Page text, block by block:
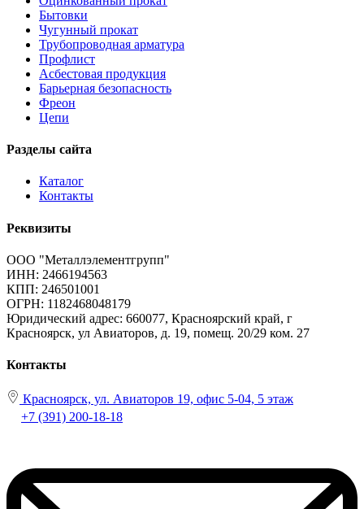
Бытовки
Чугунный прокат
Трубопроводная арматура
Профлист
Асбестовая продукция
Барьерная безопасность
Фреон
Цепи
Разделы сайта
Каталог
Контакты
Реквизиты
ООО "Металлэлементгрупп"
ИНН: 2466194563
КПП: 246501001
ОГРН: 1182468048179
Юридический адрес: 660077, Красноярский край, г
Красноярск, ул Авиаторов, д. 19, помещ. 20/29 ком. 27
Контакты
Красноярск, ул. Авиаторов 19, офис 5-04, 5 этаж
+7 (391) 200-18-18